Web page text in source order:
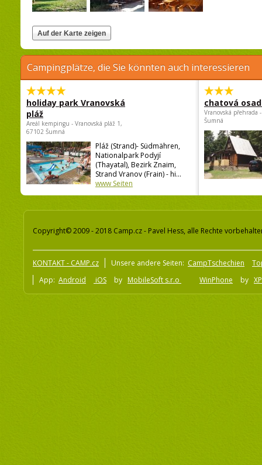
Campingplätze, die Sie könnten auch interessieren
holiday park Vranovská
pláž
Areál kempingu - Vranovská pláž 1,
67102 Šumná
Pláž (Strand)- Südmähren,
Nationalpark Podyjí
(Thayatal), Bezirk Znaim,
Strand Vranov (Frain) - hi...
www Seiten
chatová
Vranovská přehrada
Šumná
Copyright© 2009 - 2018 Camp.cz - Pavel Hess, alle Rechte
KONTAKT - CAMP.cz Unsere andere Seiten: CampTschechien
App: Android iOS by MobileSoft s.r.o WinPhone by